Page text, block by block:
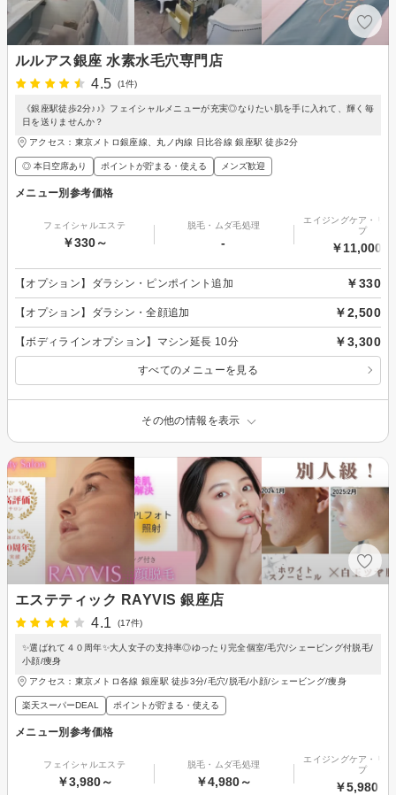
ルルアス銀座 水素水毛穴専門店
4.5
(1件)
《銀座駅徒歩2分♪♪》フェイシャルメニューが充実◎なりたい肌を手に入れて、輝く毎
日を送りませんか？
アクセス：東京メトロ銀座線、丸ノ内線 日比谷線 銀座駅 徒歩2分
◎ 本日空席あり ポイントが貯まる・使える メンズ歓迎
メニュー別参考価格
フェイシャルエステ
￥330～
脱毛・ムダ毛処理
-
エイジングケア・リ
プ
￥11,000～
【オプション】ダラシン・ピンポイント追加 ￥330
【オプション】ダラシン・全顔追加 ￥2,500
【ボディラインオプション】マシン延長 10分 ￥3,300
すべてのメニューを見る
その他の情報を表示
エステティック RAYVIS 銀座店
4.1
(17件)
✨選ばれて４０周年✨大人女子の支持率◎ゆったり完全個室/毛穴/シェービング付脱毛/
小顔/痩身
アクセス：東京メトロ各線 銀座駅 徒歩3分/毛穴/脱毛/小顔/シェービング/痩身
楽天スーパーDEAL ポイントが貯まる・使える
メニュー別参考価格
フェイシャルエステ
￥3,980～
脱毛・ムダ毛処理
￥4,980～
エイジングケア・リ
プ
￥5,980～